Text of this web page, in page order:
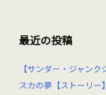
最近の投稿
【サンダー・ジャン
スカの夢【ストーリー】